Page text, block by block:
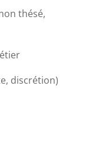
thésé,
discrétion)